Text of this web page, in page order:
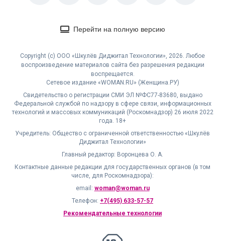
Перейти на полную версию
Copyright (с) ООО «Шкулёв Диджитал Технологии», 2026. Любое
воспроизведение материалов сайта без разрешения редакции
воспрещается.
Сетевое издание «WOMAN.RU» (Женщина.РУ)
Свидетельство о регистрации СМИ ЭЛ №ФС77-83680, выдано
Федеральной службой по надзору в сфере связи, информационных
технологий и массовых коммуникаций (Роскомнадзор) 26 июля 2022
года. 18+
Учредитель: Общество с ограниченной ответственностью «Шкулёв
Диджитал Технологии»
Главный редактор: Воронцева О. А.
Контактные данные редакции для государственных органов (в том
числе, для Роскомнадзора):
email: woman@woman.ru
Телефон: +7(495) 633-57-57
Рекомендательные технологии